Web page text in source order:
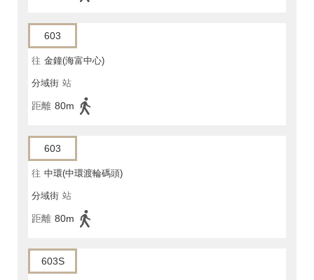
603
往 金鐘(海富中心)
分域街 站
距離 80m
603
往 中環(中環渡輪碼頭)
分域街 站
距離 80m
603S